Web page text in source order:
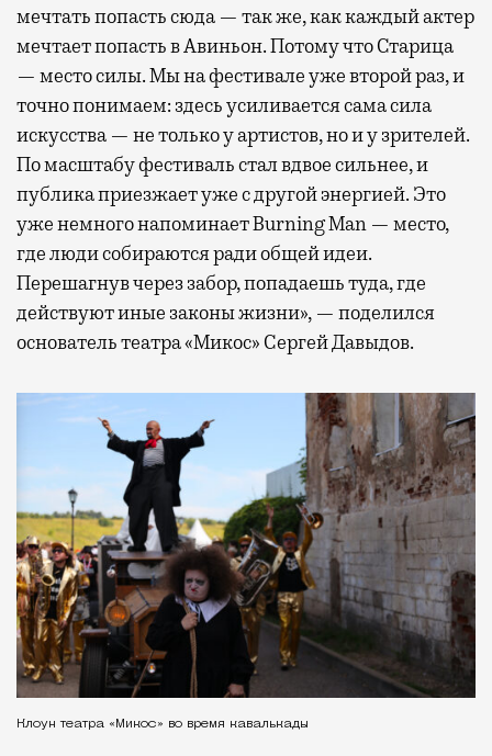
мечтать попасть сюда — так же, как каждый актер
мечтает попасть в Авиньон. Потому что Старица
— место силы. Мы на фестивале уже второй раз, и
точно понимаем: здесь усиливается сама сила
искусства — не только у артистов, но и у зрителей.
По масштабу фестиваль стал вдвое сильнее, и
публика приезжает уже с другой энергией. Это
уже немного напоминает Burning Man — место,
где люди собираются ради общей идеи.
Перешагнув через забор, попадаешь туда, где
действуют иные законы жизни», — поделился
основатель театра «Микос» Сергей Давыдов.
Клоун театра «Микос» во время кавалькады